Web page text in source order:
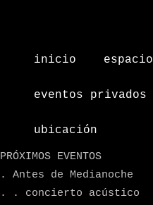
inicio espacio
eventos privados
ubicación
PRÓXIMOS EVENTOS
. Antes de Medianoche
. . concierto acústico